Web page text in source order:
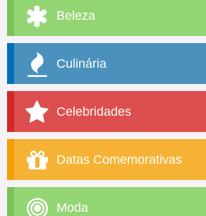
Beleza
Culinária
Celebridades
Datas Comemorativas
Moda